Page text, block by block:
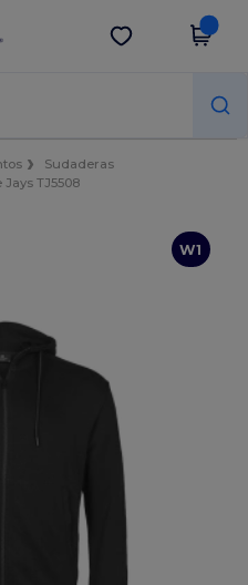
Descargar app
Sudaderas
Jays TJ5508
W1